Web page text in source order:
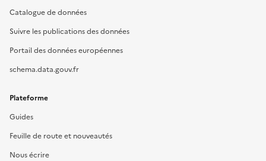
Catalogue de données
Suivre les publications des données
Portail des données européennes
schema.data.gouv.fr
Plateforme
Guides
Feuille de route et nouveautés
Nous écrire